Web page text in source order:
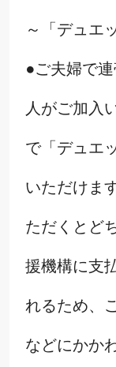
～「デュエ
●ご夫婦で
人がご加入
で「デュエ
いただけま
ただくとど
援機構に支
れるため、
などにかか